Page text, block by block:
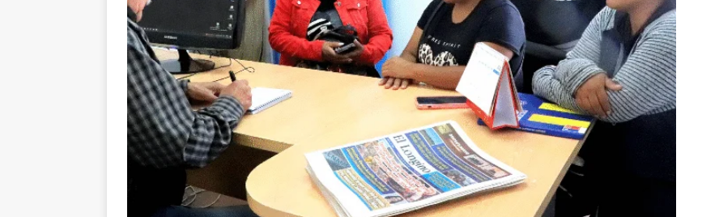
noviembre
INTERNACIONAL
[ 06/08/2026 ] Alerta preventiva por influenza aviar tras nuevo hallazgo de ave
silvestre positiva en Iquique
IQUIQUE
[ 07/08/2026 ]
A 81 años del ataque en Hiroshima, Japón se abre a tener bombas
INTERNACIONAL